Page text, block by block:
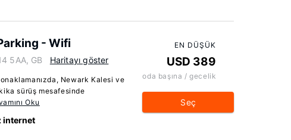
- Wifi
5AA, GB Haritayı göster
Newark Kalesi ve
sürüş mesafesinde
Oku
internet
EN DÜŞÜK
USD 389
oda başına / gecelik
Seç